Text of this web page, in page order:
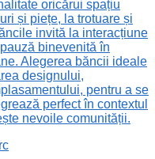
oricărui spațiu
și piețe, la trotuare și
invită la interacțiune
binevenită în
Alegerea băncii ideale
designului,
pentru a se
perfect în contextul
nevoile comunității.